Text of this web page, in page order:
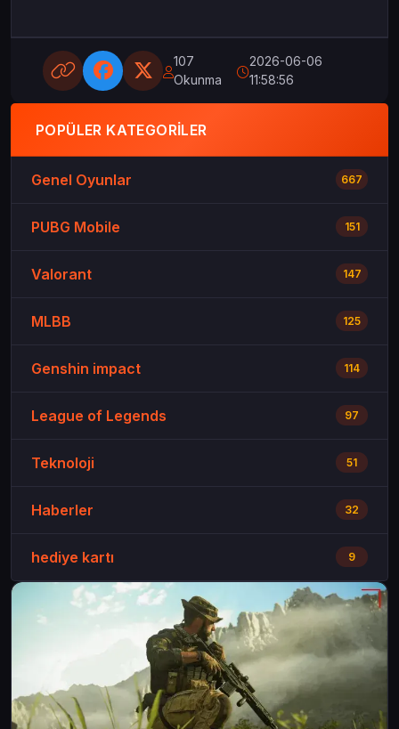
107
Okunma
2026-06-06
11:58:56
POPÜLER KATEGORILER
Genel Oyunlar 667
PUBG Mobile 151
Valorant 147
MLBB 125
Genshin impact 114
League of Legends 97
Teknoloji 51
Haberler 32
hediye kartı 9